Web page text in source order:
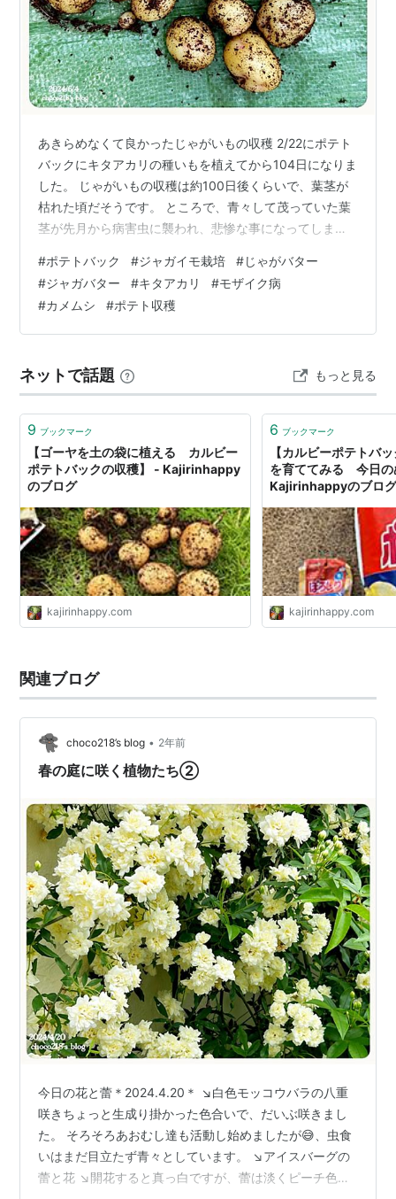
あきらめなくて良かったじゃがいもの収穫 2/22にポテト
バックにキタアカリの種いもを植えてから104日になりま
した。 じゃがいもの収穫は約100日後くらいで、葉茎が
枯れた頃だそうです。 ところで、青々して茂っていた葉
茎が先月から病害虫に襲われ、悲惨な事になってしまっ
除いて様子を見ていましたが被害が止まらず、思い切っ
てバッサリと切りましたが、新葉は生えてこず、一度も
花も蕾も付けないまま、とうとう枯れてしまいました😭
もう収穫は無理だなと諦めましたが、せっかく植えたし
調子の良かった頃 青々とし…
#ポテトバック #ジャガイモ栽培 #じゃがバター
#ジャガバター #キタアカリ #モザイク病
#カメムシ #ポテト収穫
ネットで話題 もっと見る
9 ブックマーク
【ゴーヤを土の袋に植える カルビー
ポテトバックの収穫】 - Kajirinhappy
のブログ
kajirinhappy.com
6 ブックマーク
【カルビーポテトバ
を育ててみる 今日の
Kajirinhappyのブロ
kajirinhappy.com
関連ブログ
choco218’s blog • 2年前
春の庭に咲く植物たち②
今日の花と蕾＊2024.4.20＊ ↘️白色モッコウバラの八重
咲きちょっと生成り掛かった色合いで、だいぶ咲きまし
た。 そろそろあおむし達も活動し始めましたが😅、虫食
いはまだ目立たず青々としています。 ↘️アイスバーグの
蕾と花 ↘️開花すると真っ白ですが、蕾は淡くピーチ色掛